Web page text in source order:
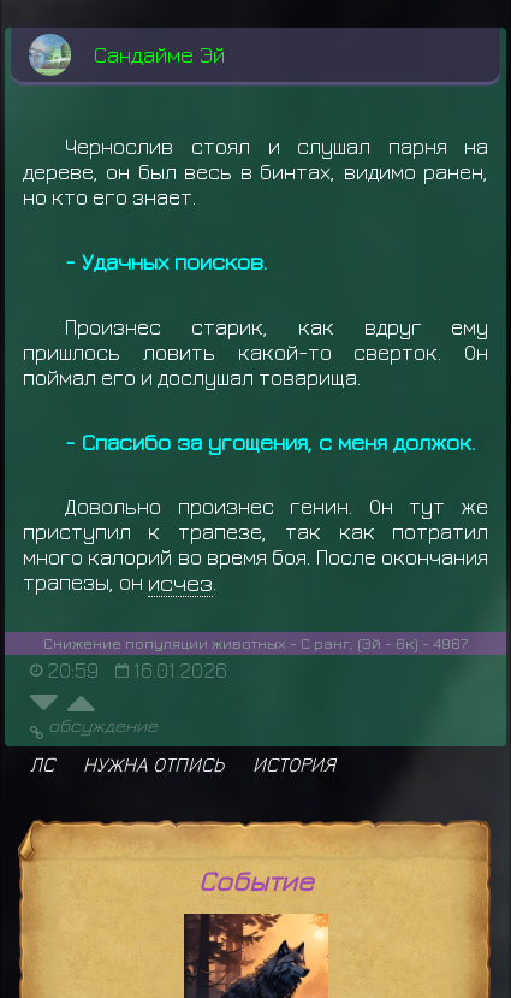
Сандайме Эй
Чернослив стоял и слушал парня на
дереве, он был весь в бинтах, видимо ранен,
но кто его знает.
- Удачных поисков.
Произнес старик, как вдруг ему
пришлось ловить какой-то сверток. Он
поймал его и дослушал товарища.
- Спасибо за угощения, с меня должок.
Довольно произнес генин. Он тут же
приступил к трапезе, так как потратил
много калорий во время боя. После окончания
трапезы, он исчез
Снижение популяции животных - С ранг, (Эй - 6к) - 4967
20:59 16.01.2026
обсуждение
ЛС НУЖНА ОТПИСЬ ИСТОРИЯ
Событие